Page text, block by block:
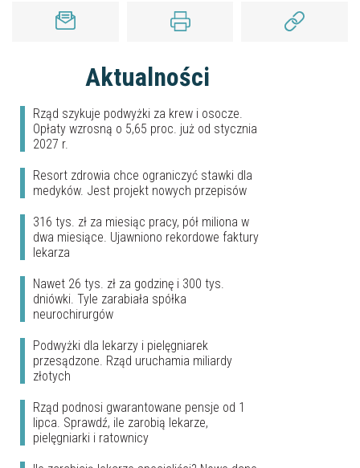
Aktualności
Rząd szykuje podwyżki za krew i osocze.
Opłaty wzrosną o 5,65 proc. już od stycznia
2027 r.
Resort zdrowia chce ograniczyć stawki dla
medyków. Jest projekt nowych przepisów
316 tys. zł za miesiąc pracy, pół miliona w
dwa miesiące. Ujawniono rekordowe faktury
lekarza
Nawet 26 tys. zł za godzinę i 300 tys.
dniówki. Tyle zarabiała spółka
neurochirurgów
Podwyżki dla lekarzy i pielęgniarek
przesądzone. Rząd uruchamia miliardy
złotych
Rząd podnosi gwarantowane pensje od 1
lipca. Sprawdź, ile zarobią lekarze,
pielęgniarki i ratownicy